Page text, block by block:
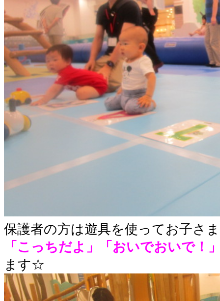
保護者の方は遊具を使ってお子さ
「こっちだよ」「おいでおいで！
ます☆